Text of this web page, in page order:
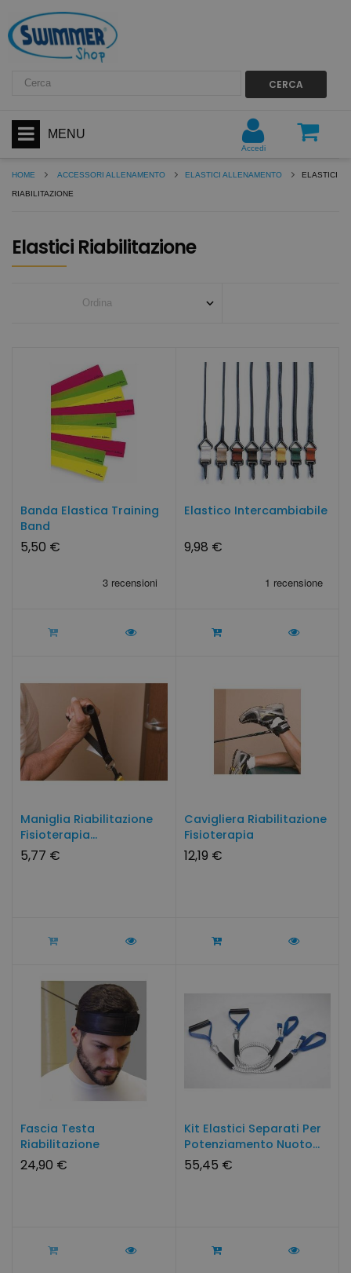
CERCA
MENU
Accedi
HOME ACCESSORI ALLENAMENTO ELASTICI ALLENAMENTO ELASTICI
RIABILITAZIONE
Elastici Riabilitazione
Banda Elastica Training
Band
5,50 €
Elastico Intercambiabile
9,98 €
Maniglia Riabilitazione
Fisioterapia...
5,77 €
Cavigliera Riabilitazione
Fisioterapia
12,19 €
Fascia Testa
Riabilitazione
Fisioterapia
24,90 €
Kit Elastici Separati Per
Potenziamento Nuoto...
55,45 €